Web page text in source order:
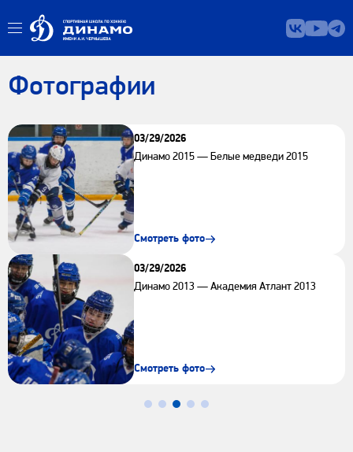
Фотографии
03/29/2026
Динамо 2015 — Белые медведи 2015
Смотреть фото
03/29/2026
Динамо 2013 — Академия Атлант 2013
Смотреть фото